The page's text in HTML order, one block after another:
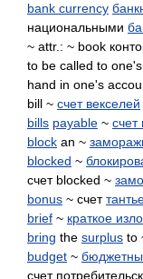
bank currency
национальными
~ attr.: ~ book
to be called to
hand in one's
bill ~ счет векселей
bills payable ~ счет
block an ~
blocked ~
счет blocked ~
bonus ~ счет
brief ~ краткое
bring the surplus to
budget ~
счет